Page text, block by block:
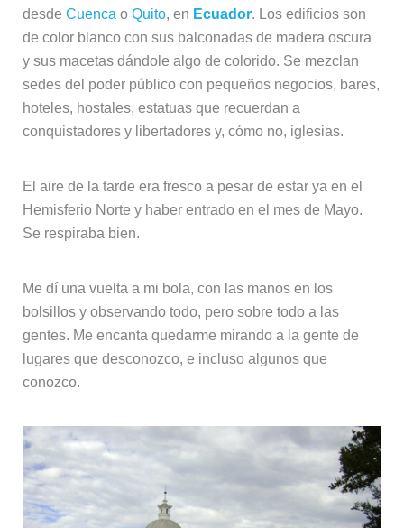
desde Cuenca o Quito, en Ecuador. Los edificios son
de color blanco con sus balconadas de madera oscura
y sus macetas dándole algo de colorido. Se mezclan
sedes del poder público con pequeños negocios, bares,
hoteles, hostales, estatuas que recuerdan a
conquistadores y libertadores y, cómo no, iglesias.
El aire de la tarde era fresco a pesar de estar ya en el
Hemisferio Norte y haber entrado en el mes de Mayo.
Se respiraba bien.
Me dí una vuelta a mi bola, con las manos en los
bolsillos y observando todo, pero sobre todo a las
gentes. Me encanta quedarme mirando a la gente de
lugares que desconozco, e incluso algunos que
conozco.